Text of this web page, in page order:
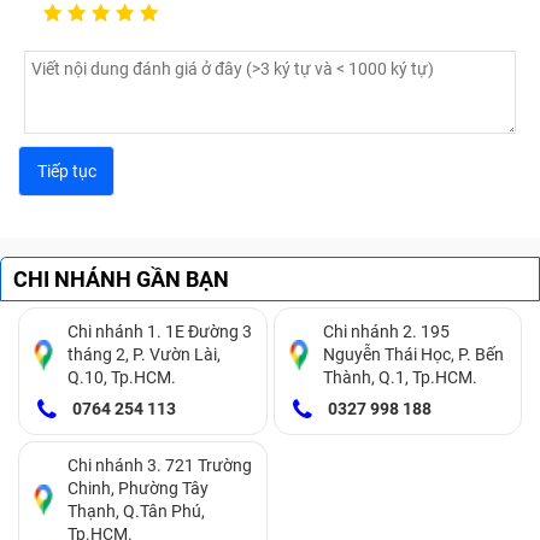
Các lỗi màn hình máy tính HP Pavilion 14-ce3018TU
thường gặp
Nếu máy tính HP Pavilion 14-ce3018TU của bạn có 1
trong những dấu hiệu trên thì tốt nhất bạn nên tìm đế
các trung tâm sửa chữa máy tính để được khắc phục
ngay, tránh để lan rộng sang các kinh kiện khác, để
càng lâu thì càng tốn tiền hơn.
CHI NHÁNH GẦN BẠN
Chi nhánh 1. 1E Đường 3
tháng 2, P. Vườn Lài,
Q.10, Tp.HCM.
0764 254 113
Chi nhánh 2. 195
Nguyễn Thái Học, P. Bến
Thành, Q.1, Tp.HCM.
0327 998 188
Chi nhánh 3. 721 Trường
Chinh, Phường Tây
Thạnh, Q.Tân Phú,
Tp.HCM.